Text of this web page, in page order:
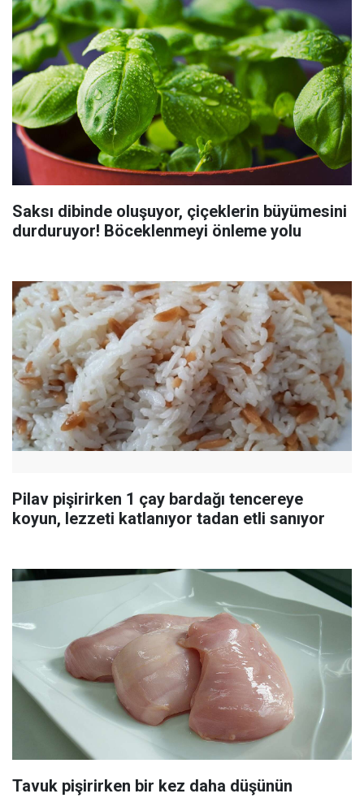
Saksı dibinde oluşuyor, çiçeklerin büyümesini
durduruyor! Böceklenmeyi önleme yolu
Pilav pişirirken 1 çay bardağı tencereye
koyun, lezzeti katlanıyor tadan etli sanıyor
Tavuk pişirirken bir kez daha düşünün